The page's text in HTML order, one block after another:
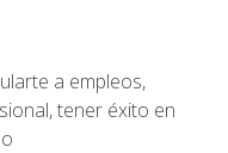
a empleos,
tener éxito en